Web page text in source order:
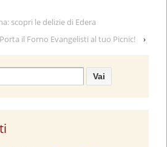
scopri le delizie di Edera
Porta il Forno Evangelisti al tuo Picnic!
›